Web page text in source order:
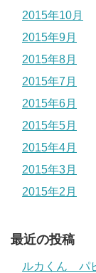
2015年10月
2015年9月
2015年8月
2015年7月
2015年6月
2015年5月
2015年4月
2015年3月
2015年2月
最近の投稿
ルカくん パ